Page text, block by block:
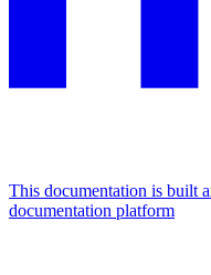
This documentation is built
documentation platform